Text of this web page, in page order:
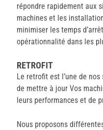
répondre rapidement aux
machines et les
minimiser les temps
opérationnalité dans les
RETROFIT
Le retrofit est l’une de
de mettre à jour Vos
leurs performances et de
Nous proposons